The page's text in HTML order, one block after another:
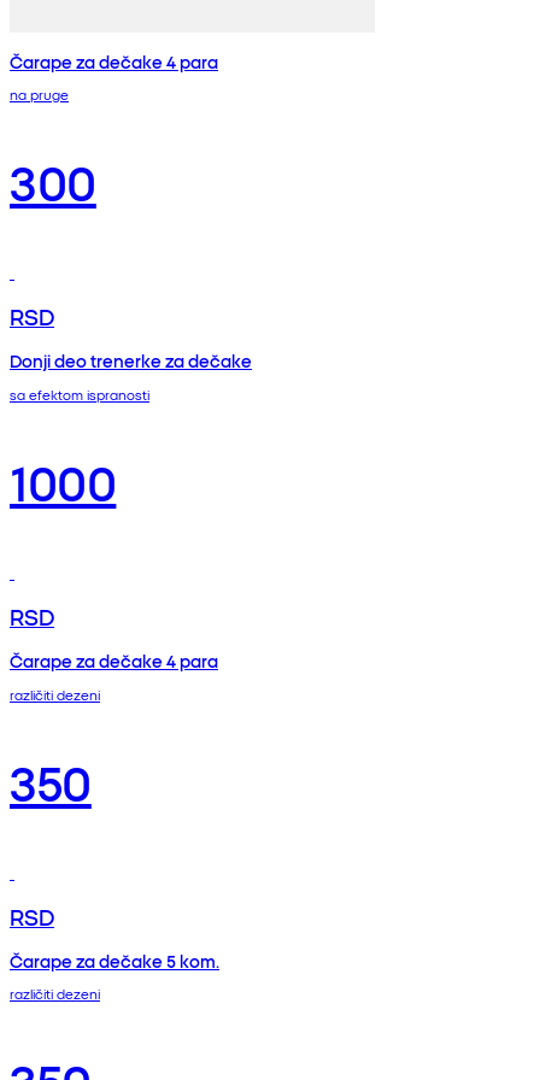
Čarape za dečake 4 para
na pruge
300
RSD
Donji deo trenerke za dečake
sa efektom ispranosti
1000
RSD
Čarape za dečake 4 para
različiti dezeni
350
RSD
Čarape za dečake 5 kom.
različiti dezeni